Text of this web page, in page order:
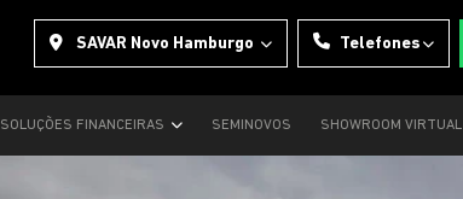
SAVAR Novo Hamburgo Telefones
SOLUÇÕES FINANCEIRAS SEMINOVOS SHOWROOM VIRTUAL